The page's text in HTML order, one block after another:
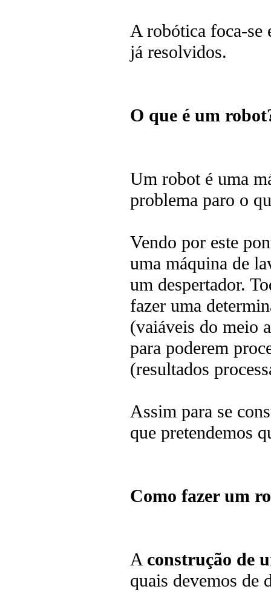
A robótica foca-se
já resolvidos.
O que é um
Um robot é uma
problema paro o
Vendo por este
uma máquina de
um despertador.
fazer uma
(vaiáveis do meio
para poderem
(resultados
Assim para se
que pretendemos
Como fazer um
A construção de
quais devemos de